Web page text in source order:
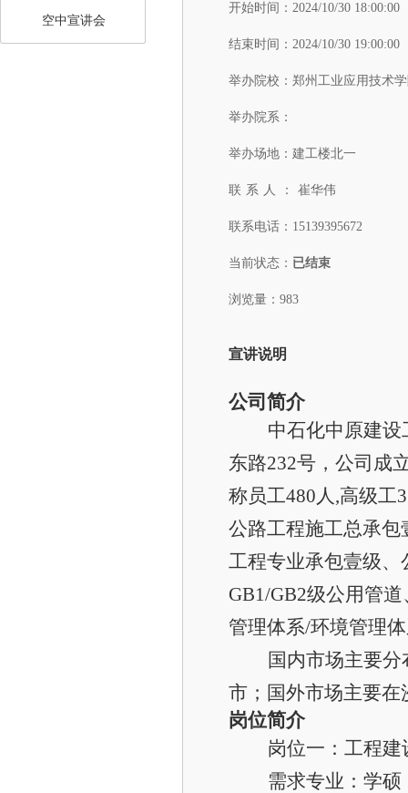
空中宣讲会
开始时间： 2024/10/30 18:00:00
结束时间： 2024/10/30 19:00:00
举办院校： 郑州工业应用技术
举办院系：
举办场地： 建工楼北一
联系人： 崔华伟
联系电话： 15139395672
当前状态： 已结束
浏览量：983
宣讲说明
公司简介
中石化中原建
东路232号，公司成
称员工480人,高级工
公路工程施工总承包
工程专业承包壹级、
GB1/GB2级公用管道
管理体系/环境管理
国内市场主要分
市；国外市场主要在
岗位简介
岗位一： 工程建
需求专业： 学硕